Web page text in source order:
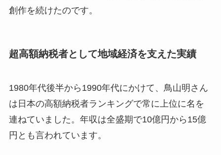
創作を続けたのです。
超高額納税者として地域経済を支えた実績
1980年代後半から1990年代にかけて、鳥山明さん
は日本の高額納税者ランキングで常に上位に名を
連ねていました。年収は全盛期で10億円から15億
円とも言われています。